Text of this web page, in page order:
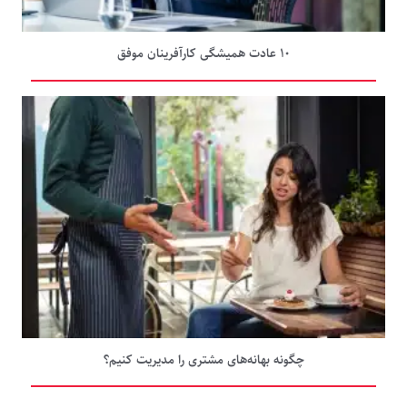
۱۰ عادت همیشگی کارآفرینان موفق
چگونه بهانه‌های مشتری را مدیریت کنیم؟